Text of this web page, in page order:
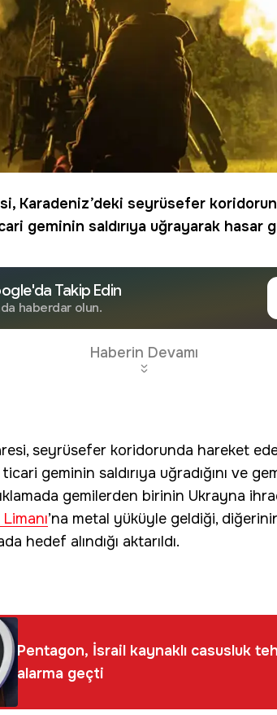
Karadeniz’deki seyrüsefer
geminin saldırıya uğrayarak hasar
Takip Edin
haberdar olun.
Haberin Devamı
seyrüsefer koridorunda hareket
geminin saldırıya uğradığını ve
gemilerden birinin Ukrayna
’na metal yüküyle geldiği,
hedef alındığı aktarıldı.
Pentagon, İsrail kaynaklı casusluk
alarma geçti